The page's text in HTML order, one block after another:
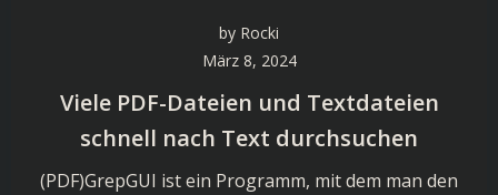
by Rocki
März 8, 2024
Viele PDF-Dateien und Textdateien
schnell nach Text durchsuchen
(PDF)GrepGUI ist ein Programm, mit dem man den